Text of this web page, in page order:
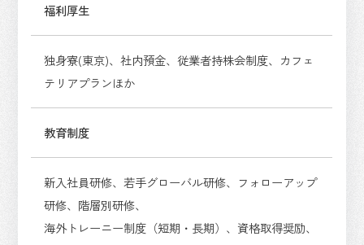
福利厚生
独身寮(東京)、社内預金、従業者持株会制度、カフェ
テリアプランほか
教育制度
新入社員研修、若手グローバル研修、フォローアップ
研修、階層別研修、
海外トレーニー制度（短期・長期）、資格取得奨励、